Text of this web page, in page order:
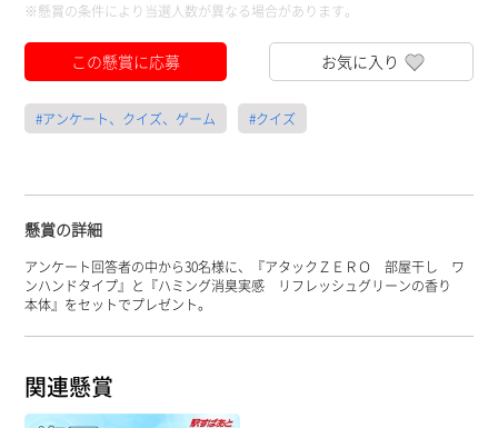
※懸賞の条件により当選人数が異なる場合があります。
この懸賞に応募 お気に入り
#アンケート、クイズ、ゲーム #クイズ
懸賞の詳細
アンケート回答者の中から30名様に、『アタックＺＥＲＯ 部屋干し ワ
ンハンドタイプ』と『ハミング消臭実感 リフレッシュグリーンの香り
本体』をセットでプレゼント。
関連懸賞